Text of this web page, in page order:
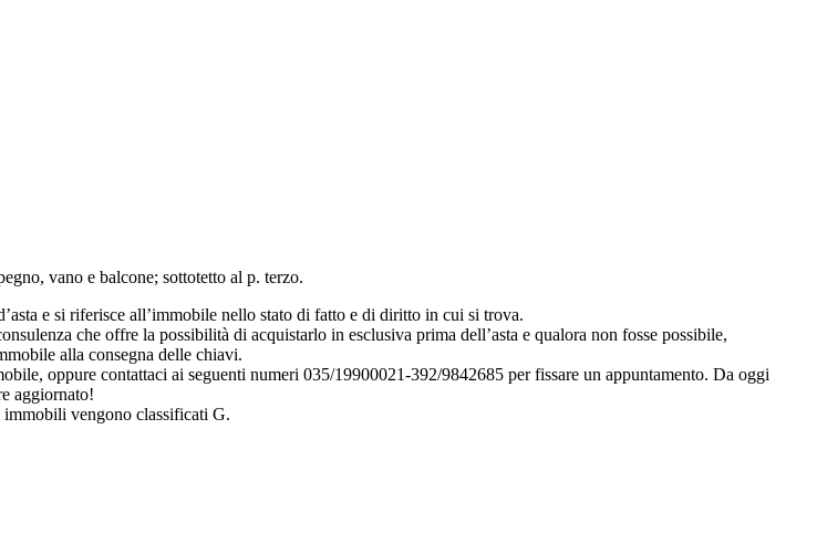
vano e balcone; sottotetto al p. terzo.
e si riferisce all’immobile nello stato di fatto e di diritto in cui si trova.
che offre la possibilità di acquistarlo in esclusiva prima dell’asta e qualora non fosse possibile,
alla consegna delle chiavi.
oppure contattaci ai seguenti numeri 035/19900021-392/9842685 per fissare un appuntamento. Da oggi
aggiornato!
vengono classificati G.